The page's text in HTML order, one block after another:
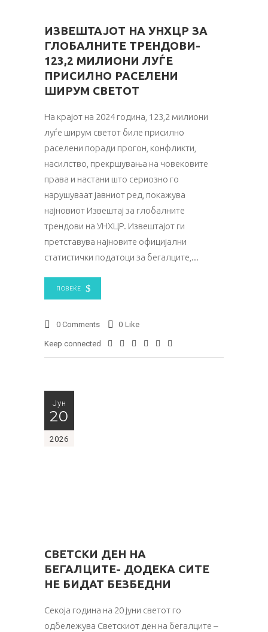
ИЗВЕШТАЈОТ НА УНХЦР ЗА
ГЛОБАЛНИТЕ ТРЕНДОВИ-
123,2 МИЛИОНИ ЛУЃЕ
ПРИСИЛНО РАСЕЛЕНИ
ШИРУМ СВЕТОТ
На крајот на 2024 година, 123,2 милиони
луѓе ширум светот биле присилно
раселени поради прогон, конфликти,
насилство, прекршувања на човековите
права и настани што сериозно го
нарушуваат јавниот ред, покажува
најновиот Извештај за глобалните
трендови на УНХЦР. Извештајот ги
претставува најновите официјални
статистички податоци за бегалците,
ПОВЕЌЕ
0 Comments 0 Like
Keep connected
Јун
20
2026
СВЕТСКИ ДЕН НА
БЕГАЛЦИТЕ- ДОДЕКА СИТЕ
НЕ БИДАТ БЕЗБЕДНИ
Секоја година на 20 јуни светот го
одбележува Светскиот ден на бегалците –